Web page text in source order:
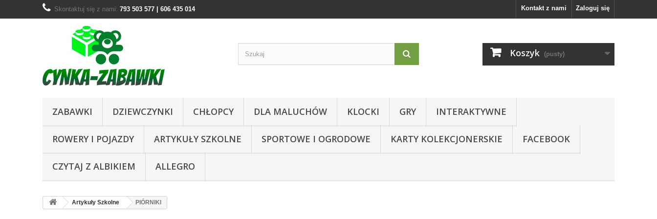
Zaloguj się
Kontakt z nami
Skontaktuj się z nami: 793 503 577 | 606 435 014
Koszyk (pusty)
ZABAWKI DZIEWCZYNKI CHŁOPCY DLA MALUCHÓW KLOCKI GRY INTERAKTYWNE
ROWERY I POJAZDY ARTYKUŁY SZKOLNE SPORTOWE I OGRODOWE KARTY KOLEKCJONERSKIE FACEBOOK
CZYTAJ Z ALBIKIEM ALLEGRO
Artykuły Szkolne PIÓRNIKI